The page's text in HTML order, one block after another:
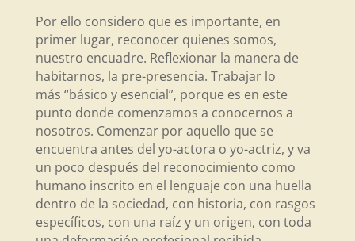
Por ello considero que es importante, en
primer lugar, reconocer quienes somos,
nuestro encuadre. Reflexionar la manera de
habitarnos, la pre-presencia. Trabajar lo
más “básico y esencial”, porque es en este
punto donde comenzamos a conocernos a
nosotros. Comenzar por aquello que se
encuentra antes del yo-actora o yo-actriz, y va
un poco después del reconocimiento como
humano inscrito en el lenguaje con una huella
dentro de la sociedad, con historia, con rasgos
específicos, con una raíz y un origen, con toda